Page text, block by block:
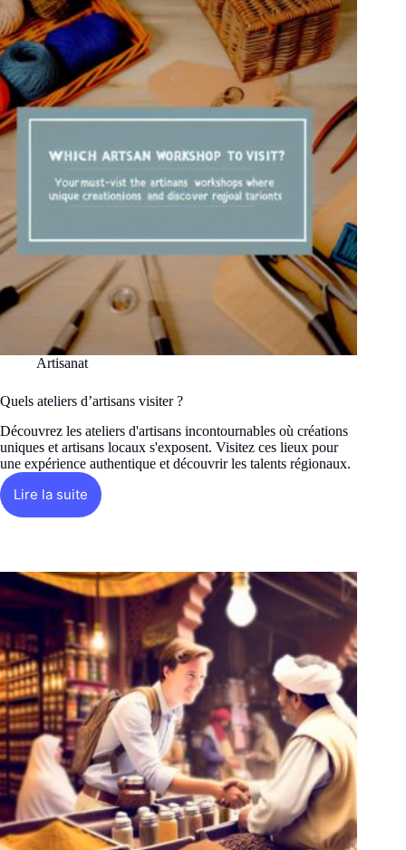
que
le
bois
de
thuya
?
Artisanat
Quels ateliers d’artisans visiter ?
Découvrez les ateliers d'artisans incontournables où créations
uniques et artisans locaux s'exposent. Visitez ces lieux pour
une expérience authentique et découvrir les talents régionaux.
Lire la suite
d’artisans
visiter
?